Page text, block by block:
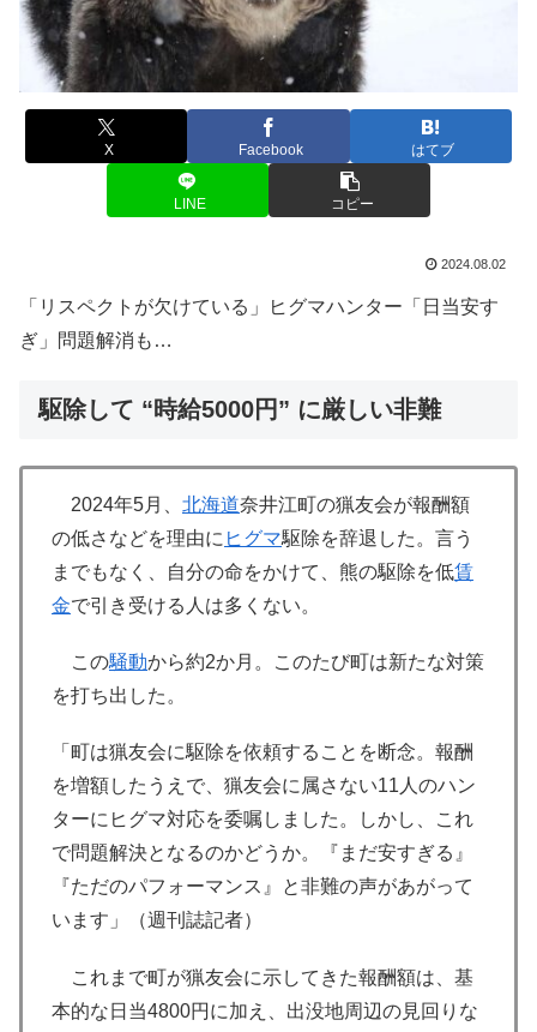
X Facebook はてブ
LINE コピー
2024.08.02
「リスペクトが欠けている」ヒグマハンター「日当安す
ぎ」問題解消も…
駆除して “時給5000円” に厳しい非難
2024年5月、 北海道奈井江町の猟友会が報酬額
の低さなどを理由に ヒグマ駆除を辞退した。言う
までもなく、自分の命をかけて、熊の駆除を低賃
金で引き受ける人は多くない。
この騒動から約2か月。このたび町は新たな対策
を打ち出した。
「町は猟友会に駆除を依頼することを断念。報酬
を増額したうえで、猟友会に属さない11人のハン
ターにヒグマ対応を委嘱しました。しかし、これ
で問題解決となるのかどうか。『まだ安すぎる』
『ただのパフォーマンス』と非難の声があがって
います」（週刊誌記者）
これまで町が猟友会に示してきた報酬額は、基
本的な日当4800円に加え、出没地周辺の見回りな